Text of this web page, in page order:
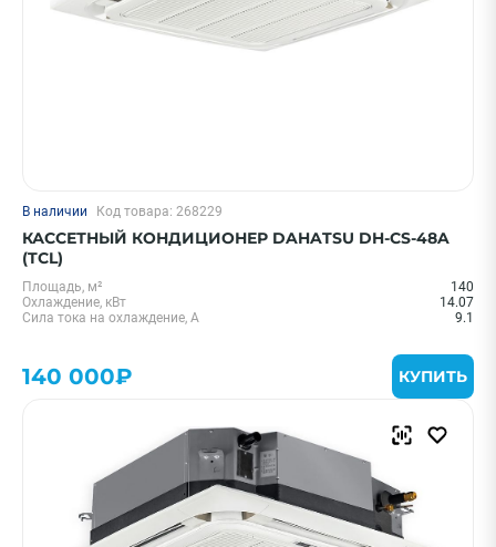
В наличии Код товара: 268229
КАССЕТНЫЙ КОНДИЦИОНЕР DAHATSU DH-CS-48A
(TCL)
Площадь, м²
140
Охлаждение, кВт
14.07
Сила тока на охлаждение, А
9.1
140 000₽ КУПИТЬ